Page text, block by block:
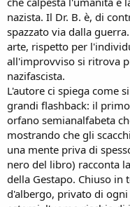
nazista. Il Dr. B. è, di
spazzato via dalla
arte, rispetto per
all'improvviso si ritrova
nazifascista.
L'autore ci spiega come
grandi flashback: il
orfano semianalfabeta
mostrando che gli
una mente priva di
nero del libro) racconta
della Gestapo. Chiuso in
d'albergo, privato di